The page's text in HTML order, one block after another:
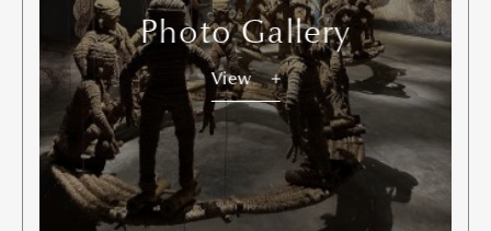
Photo Gallery
View